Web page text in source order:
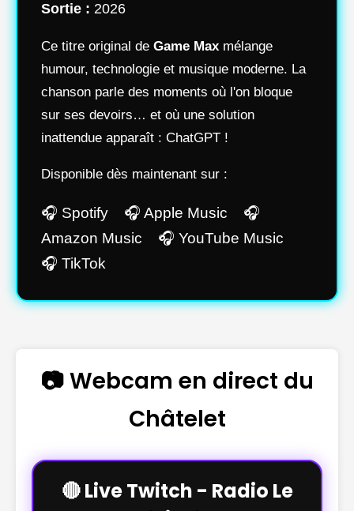
Sortie : 2026
Ce titre original de Game Max mélange
humour, technologie et musique moderne. La
chanson parle des moments où l'on bloque
sur ses devoirs… et où une solution
inattendue apparaît : ChatGPT !
Disponible dès maintenant sur :
🎧 Spotify 🎧 Apple Music 🎧
Amazon Music 🎧 YouTube Music
🎧 TikTok
📷 Webcam en direct du
Châtelet
🔴 Live Twitch - Radio Le